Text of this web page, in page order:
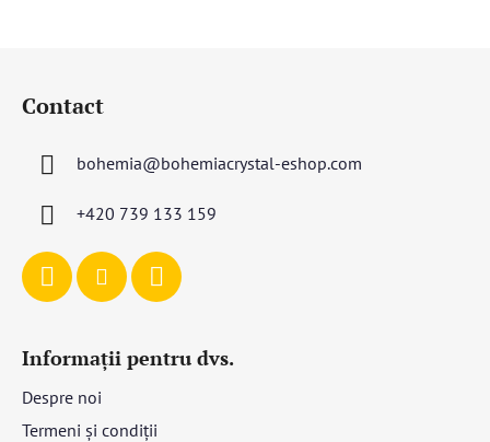
Contact
bohemia@bohemiacrystal-eshop.com
+420 739 133 159
Informații pentru dvs.
Despre noi
Termeni și condiții